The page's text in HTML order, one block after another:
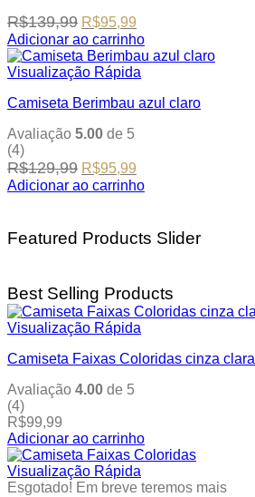
page
The
options
may
be
on
product
page
R$139,99 Original
price
was:
R$139,99.
R$95,99
price
is:
R$95,99.
Adicionar ao carrinho
This
product
multiple
The
options
may
be
the
Visualização Rápida
Camiseta Berimbau azul claro
Avaliação 5.00 de 5
(4)
R$129,99 Original
price
R$95,99
price
Adicionar ao carrinho
has
options
may
be
on
the
product
page
Featured Products Slider
Best Selling Products
Visualização Rápida
Camiseta Faixas Coloridas cinza clara
Avaliação 4.00 de 5
(4)
R$99,99
Adicionar ao carrinho
This
product
has
Visualização Rápida
Esgotado! Em breve teremos mais